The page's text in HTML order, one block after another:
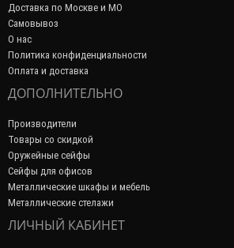
Доставка по Москве и МО
Самовывоз
О нас
Политика конфиденциальности
Оплата и доставка
ДОПОЛНИТЕЛЬНО
Производители
Товары со скидкой
Оружейные сейфы
Сейфы для офисов
Металлические шкафы и мебель
Металлические стелажи
ЛИЧНЫЙ КАБИНЕТ